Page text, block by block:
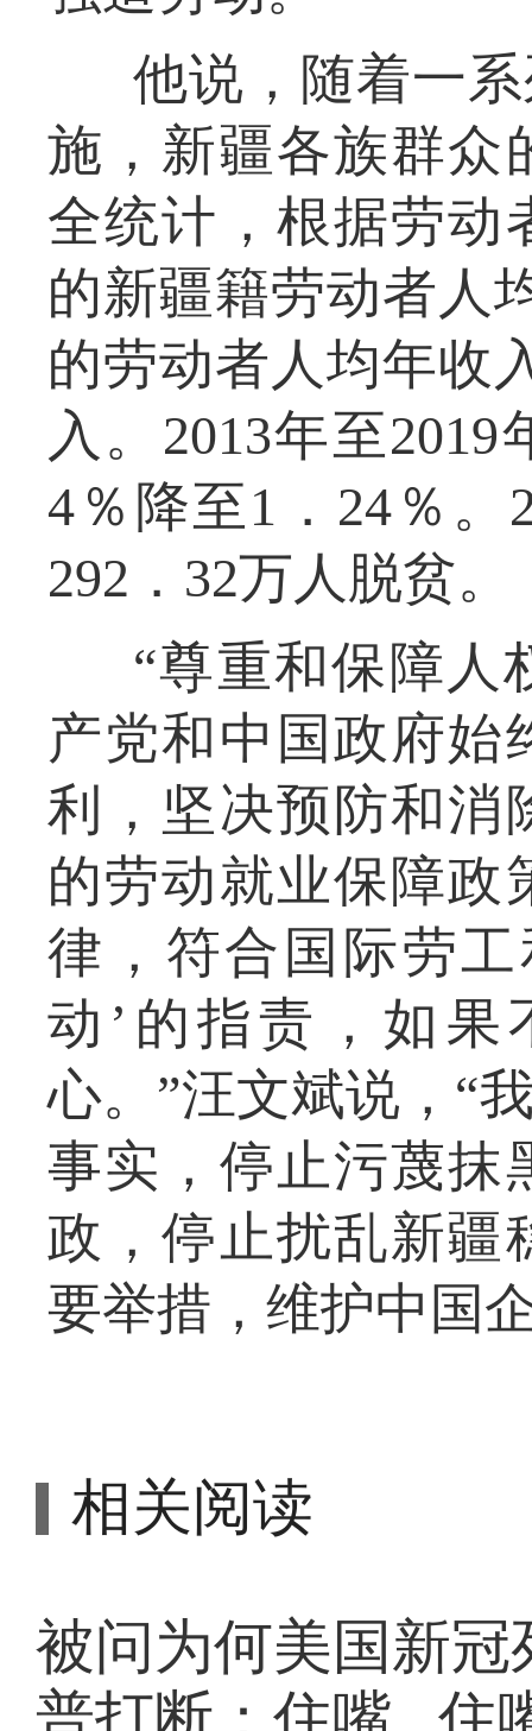
他说，随着一
施，新疆各族群众
全统计，根据劳动
的新疆籍劳动者人
的劳动者人均年收
入。2013年至
4％降至1．24％。
292．32万人脱贫。
“尊重和保障人
产党和中国政府始
利，坚决预防和消
的劳动就业保障政
律，符合国际劳
动’的指责，如
心。”汪文斌说，“
事实，停止污蔑抹
政，停止扰乱新疆
要举措，维护中国
相关阅读
被问为何美国新